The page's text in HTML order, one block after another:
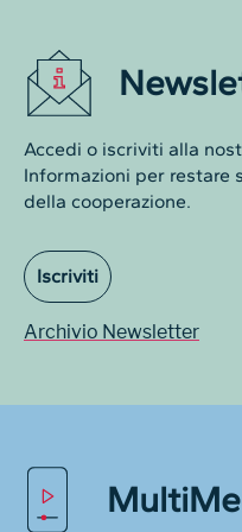
Accedi o iscriviti alla
Informazioni per restare
della cooperazione.
Iscriviti
Archivio Newsletter